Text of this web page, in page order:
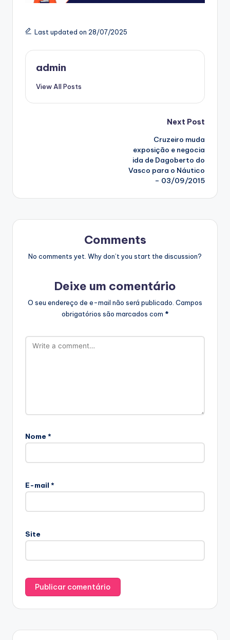
Last updated on 28/07/2025
admin
View All Posts
Next Post
Cruzeiro muda
exposição e negocia
ida de Dagoberto do
Vasco para o Náutico
– 03/09/2015
Comments
No comments yet. Why don’t you start the discussion?
Deixe um comentário
O seu endereço de e-mail não será publicado. Campos
obrigatórios são marcados com *
Nome *
E-mail *
Site